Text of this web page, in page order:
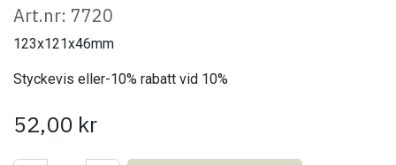
Art.nr: 7720
123x121x46mm
Styckevis eller-10% rabatt vid 10%
52,00 kr